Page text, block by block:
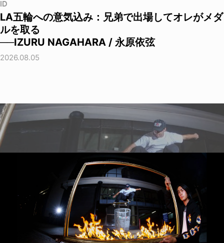
ID
LA五輪への意気込み：兄弟で出場してオレがメダ
ルを取る
──IZURU NAGAHARA / 永原依弦
2026.08.05